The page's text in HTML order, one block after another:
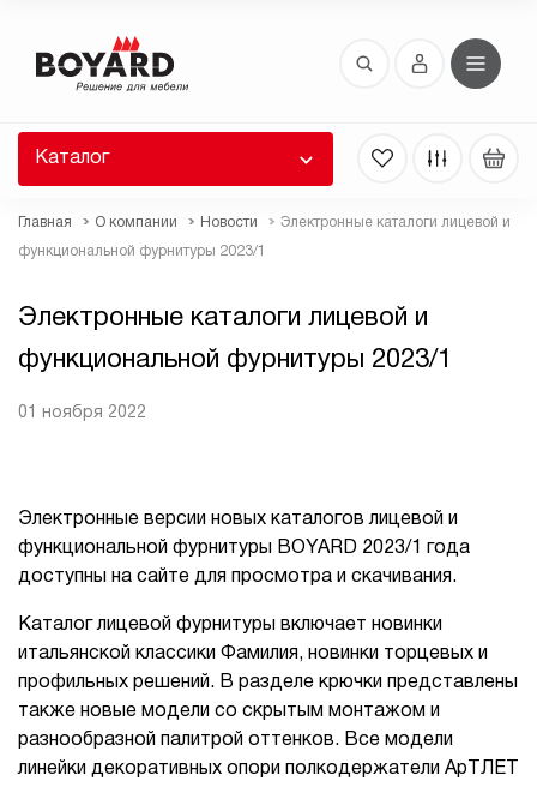
Каталог
Главная О компании Новости Электронные каталоги лицевой и
функциональной фурнитуры 2023/1
Электронные каталоги лицевой и
функциональной фурнитуры 2023/1
01 ноября 2022
Электронные версии новых каталогов лицевой и
функциональной фурнитуры BOYARD 2023/1 года
доступны на сайте для просмотра и скачивания.
Каталог лицевой фурнитуры включает новинки
итальянской классики Фамилия, новинки торцевых и
профильных решений. В разделе крючки представлены
также новые модели со скрытым монтажом и
разнообразной палитрой оттенков. Все модели
линейки декоративных опори полкодержатели АрТЛЕТ
Восстановление пароля
высланы вам по E-Mail.
ссылку для восстановления